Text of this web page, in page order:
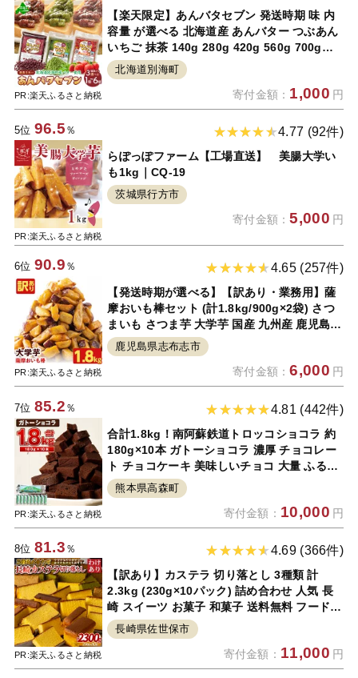
PR:楽天ふるさと納税
【楽天限定】あんバタセブン 発送時期 味 内
容量 が選べる 北海道産 あんバター つぶあん
いちご 抹茶 140g 280g 420g 560g 700g
840g ( ふるさと納税 ふるさと納税 常温 ふる
さと納税 スイーツ ランキング お買い物マラ
北海道別海町
寄付金額： 1,000 円
5位 96.5 ％
PR:楽天ふるさと納税
4.77 (92件)
らぽっぽファーム【工場直送】 美腸大学い
も1kg｜CQ-19
茨城県行方市
寄付金額：5,000 円
6位 90.9 ％
PR:楽天ふるさと納税
4.65 (257件)
【発送時期が選べる】【訳あり・業務用】薩
摩おいも棒セット (計1.8kg/900g×2袋) さつ
まいも さつま芋 大学芋 国産 九州産 鹿児島県
産 冷凍 小分け スイーツ お菓子 アイス 訳あ
り 規格外品 ランキング 人気【萬來】p6-005
鹿児島県志布志市
寄付金額：6,000 円
7位 85.2 ％
PR:楽天ふるさと納税
4.81 (442件)
合計1.8kg！南阿蘇鉄道トロッコショコラ 約
180g×10本 ガトーショコラ 濃厚 チョコレー
ト チョコケーキ 美味しいチョコ 大量 ふるさ
と納税スイーツ ふるさと納税熊本県 ふるさと
納税洋菓子 お菓子 デザート メガ盛り おやつ
南阿蘇鉄道 熊本 阿蘇 故郷納税
熊本県高森町
寄付金額： 10,000 円
8位 81.3 ％
PR:楽天ふるさと納税
4.69 (366件)
【訳あり】カステラ 切り落とし 3種類 計
2.3kg (230g×10パック) 詰め合わせ 人気 長
崎 スイーツ お菓子 和菓子 送料無料 フードロ
ス 常温
長崎県佐世保市
寄付金額： 11,000 円